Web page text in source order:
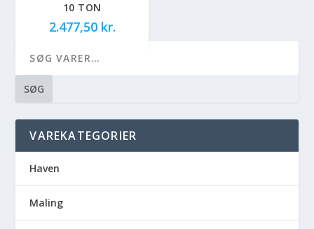
10 TON
2.477,50 kr.
SØG
VAREKATEGORIER
Haven
Maling